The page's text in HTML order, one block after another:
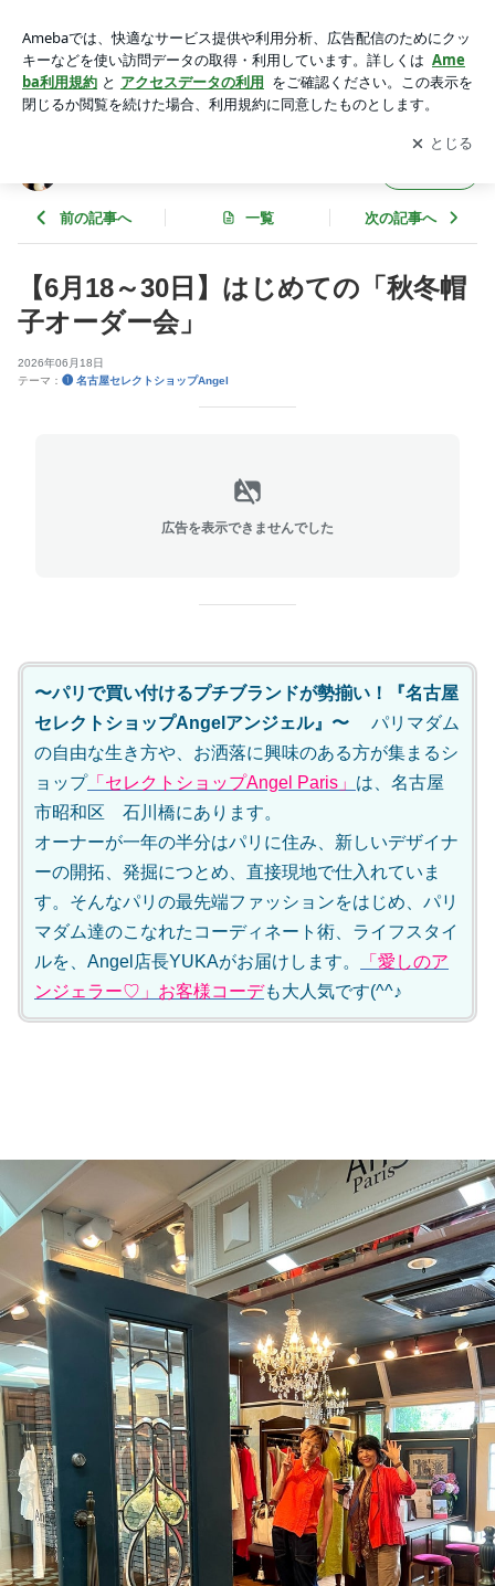
発！Angel名古屋セレクトショップ
アプリをダウンロードして ブログの更新通知
を受け取りまし
ょう。
開く
前の記事へ 一覧 次の記事へ
【6月18～30日】はじめての「秋冬帽
子オーダー会」
2026年06月18日
テーマ： ❶ 名古屋セレクトショップAngel
広告を表示できませんでした
〜パリで買い付けるプチブランドが勢揃い！『名古屋
セレクトショップAngelアンジェル』〜
パリマダム
の自由な生き方や、お洒落に興味のある方が集まるシ
ョップ「セレクトショップAngel Paris」 は、名古屋
市昭和区 石川橋にあります。
オーナーが一年の半分はパリに住み、新しいデザイナ
ーの開拓、発掘につとめ、直接現地で仕入れていま
す。そんなパリの最先端ファッションをはじめ、パリ
マダム達のこなれたコーディネート術、ライフスタイ
ルを、Angel店長YUKAがお届けします。
「愛しのア
ンジェラー♡」お客様コーデも大人気です(^^♪